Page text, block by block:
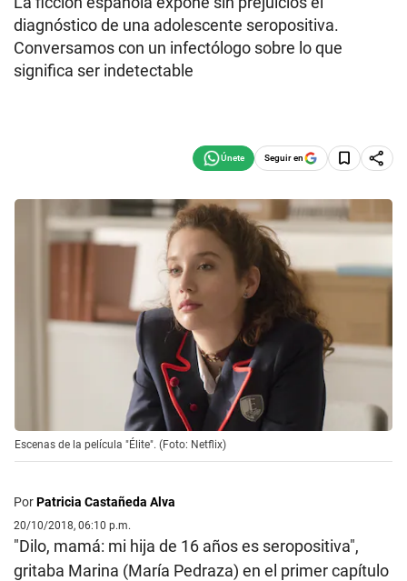
diagnóstico de una adolescente seropositiva.
Conversamos con un infectólogo sobre lo que
significa ser indetectable
Seguir en
Escenas de la película "Élite". (Foto: Netflix)
PorPatricia Castañeda Alva
20/10/2018, 06:10 p.m.
"Dilo, mamá: mi hija de 16 años es seropositiva",
gritaba Marina (María Pedraza) en el primer capítulo